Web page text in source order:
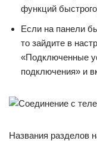
функций
Если на панели
то зайдите в
«Подключенные
подключения» и
Названия разделов